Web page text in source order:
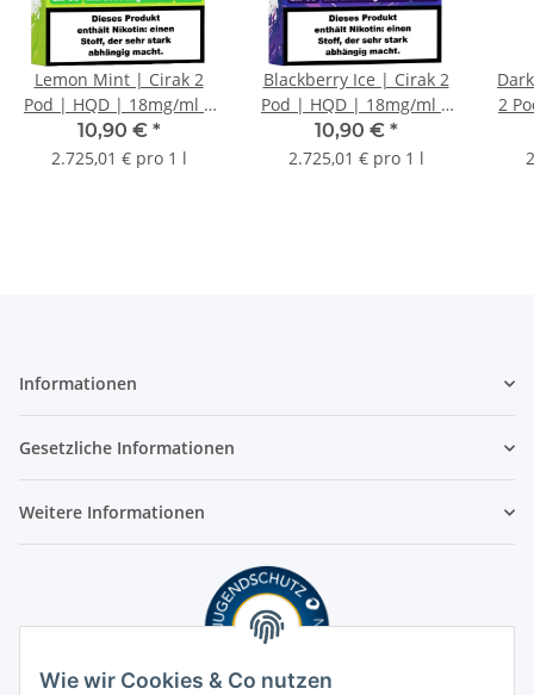
Lemon Mint | Cirak 2
Pod | HQD | 18mg/ml |
2 Stk.
10,90 € *
2.725,01 € pro 1 l
Blackberry Ice | Cirak 2
Pod | HQD | 18mg/ml |
2 Stk.
10,90 € *
2.725,01 € pro 1 l
2
Informationen
Gesetzliche Informationen
Weitere Informationen
Wie wir Cookies & Co nutzen